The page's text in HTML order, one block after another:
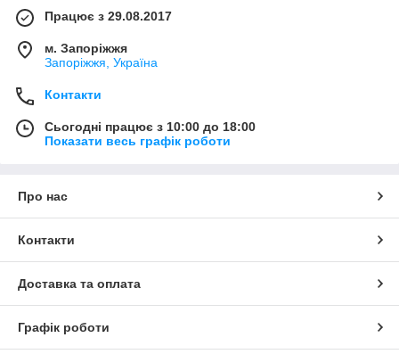
Працює з 29.08.2017
м. Запоріжжя
Запоріжжя, Україна
Контакти
Сьогодні працює з 10:00 до 18:00
Показати весь графік роботи
Про нас
Контакти
Доставка та оплата
Графік роботи